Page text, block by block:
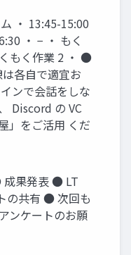
・ 13:45-15:00
・ − ・ もく
もく作業 2 ・ ●
各自で適宜お
ンで会話をしな
Discord の VC
」をご活用 くだ
成果発表 ● LT
の共有 ● 次回も
ンケートのお願